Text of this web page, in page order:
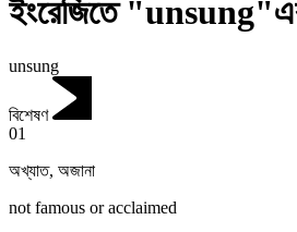
ইংরেজিতে
unsung
বিশেষণ
01
অখ্যাত, অজানা
not famous or acclaimed